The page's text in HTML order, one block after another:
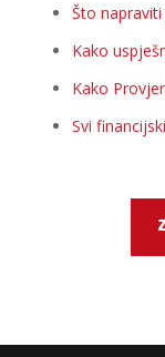
Što
Kako
Kako
Svi